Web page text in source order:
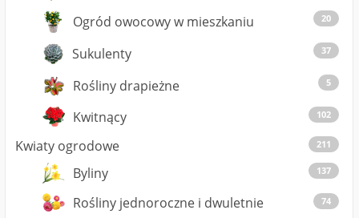
Ogród owocowy w mieszkaniu 20
Sukulenty 37
Rośliny drapieżne 5
Kwitnący 102
Kwiaty ogrodowe 211
Byliny 137
Rośliny jednoroczne i dwuletnie 74